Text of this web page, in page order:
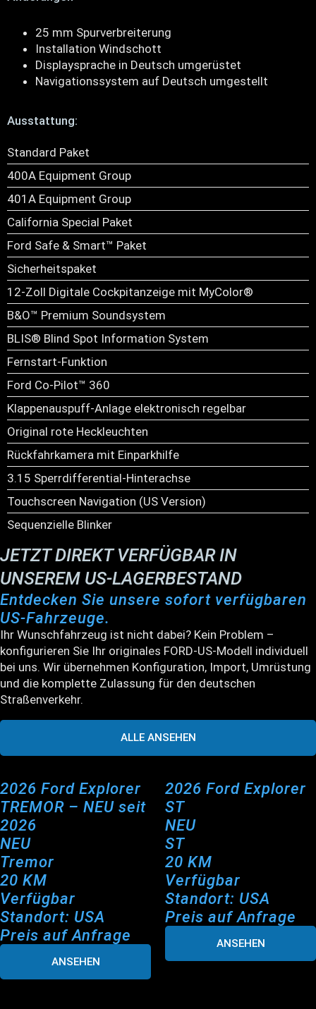
25 mm Spurverbreiterung
Installation Windschott
Displaysprache in Deutsch umgerüstet
Navigationssystem auf Deutsch umgestellt
Ausstattung:
Standard Paket
400A Equipment Group
401A Equipment Group
California Special Paket
Ford Safe & Smart™ Paket
Sicherheitspaket
12-Zoll Digitale Cockpitanzeige mit MyColor®
B&O™ Premium Soundsystem
BLIS® Blind Spot Information System
Fernstart-Funktion
Ford Co-Pilot™ 360
Klappenauspuff-Anlage elektronisch regelbar
Original rote Heckleuchten
Rückfahrkamera mit Einparkhilfe
3.15 Sperrdifferential-Hinterachse
Touchscreen Navigation (US Version)
Sequenzielle Blinker
JETZT DIREKT VERFÜGBAR IN
UNSEREM US-LAGERBESTAND
Entdecken Sie unsere sofort verfügbaren
US-Fahrzeuge.
Ihr Wunschfahrzeug ist nicht dabei? Kein Problem –
konfigurieren Sie Ihr originales FORD-US-Modell individuell
bei uns. Wir übernehmen Konfiguration, Import, Umrüstung
und die komplette Zulassung für den deutschen
Straßenverkehr.
ALLE ANSEHEN
2026 Ford Explorer
TREMOR – NEU seit
2026
NEU
Tremor
20 KM
Verfügbar
Standort: USA
Preis auf Anfrage
ANSEHEN
2026 Ford Explorer
ST
NEU
ST
20 KM
Verfügbar
Standort: USA
Preis auf Anfrage
ANSEHEN